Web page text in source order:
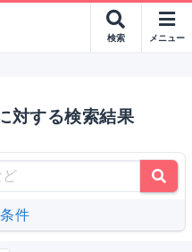
検索 メニュー
対する検索結果
件